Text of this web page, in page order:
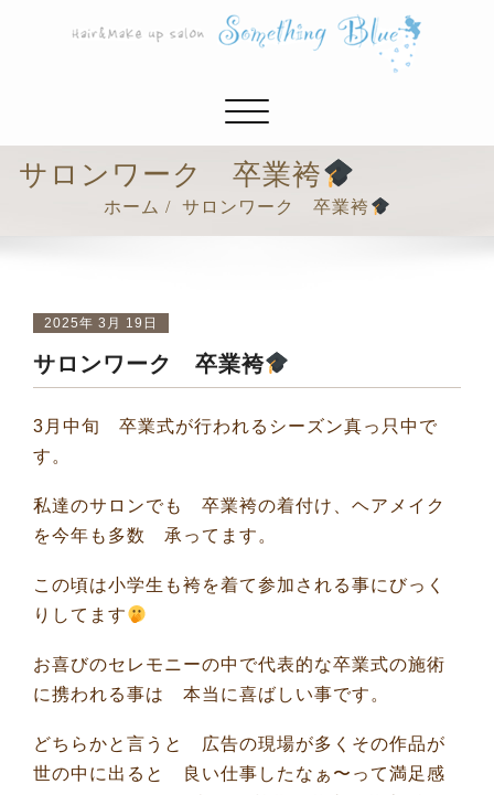
ナ
ゲ
ー
シ
ョ
え
サロンワーク 卒業袴
ホーム サロンワーク 卒業袴
2025年 3月 19日
サロンワーク 卒業袴
3月中旬 卒業式が行われるシーズン真っ只中で
す。
私達のサロンでも 卒業袴の着付け、ヘアメイク
を今年も多数 承ってます。
この頃は小学生も袴を着て参加される事にびっく
りしてます
お喜びのセレモニーの中で代表的な卒業式の施術
に携われる事は 本当に喜ばしい事です。
どちらかと言うと 広告の現場が多くその作品が
世の中に出ると 良い仕事したなぁ〜って満足感